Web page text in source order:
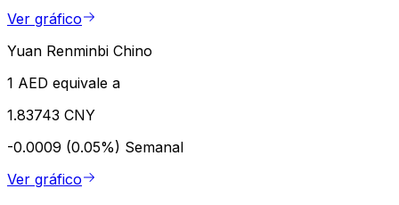
Ver gráfico
Yuan Renminbi Chino
1 AED equivale a
1.83743 CNY
-0.0009 (0.05%) Semanal
Ver gráfico